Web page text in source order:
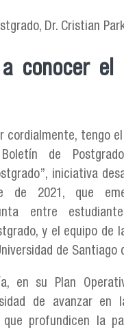
Dr. Cristian
a conocer el
cordialmente, tengo
de Postgrado:
iniciativa
de 2021, que
entre
y el equipo de
de Santiago
en su Plan
de avanzar en
que profundicen la